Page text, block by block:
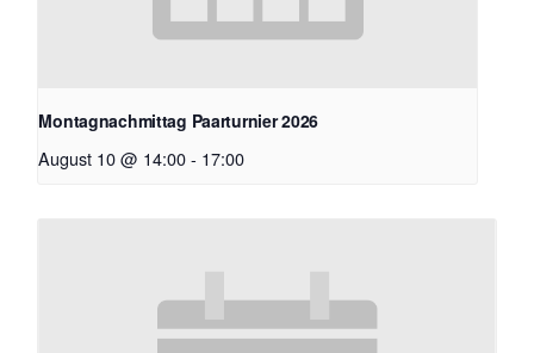
Montagnachmittag Paarturnier 2026
August 10 @ 14:00 - 17:00